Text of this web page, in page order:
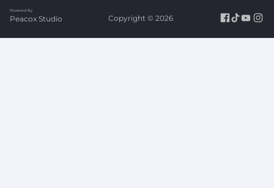
Powered By
Peacox Studio Copyright © 2026